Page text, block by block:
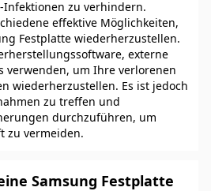
zu verhindern.
effektive Möglichkeiten,
Festplatte wiederherzustellen.
externe
verwenden, um Ihre verlorenen
wiederherzustellen. Es ist jedoch
zu treffen und
durchzuführen, um
zu vermeiden.
Samsung Festplatte